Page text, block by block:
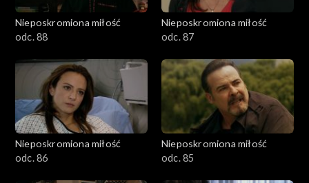
Nieposkromiona miłość
odc. 88
Nieposkromiona miłość
odc. 87
Nieposkromiona miłość
odc. 86
Nieposkromiona miłość
odc. 85